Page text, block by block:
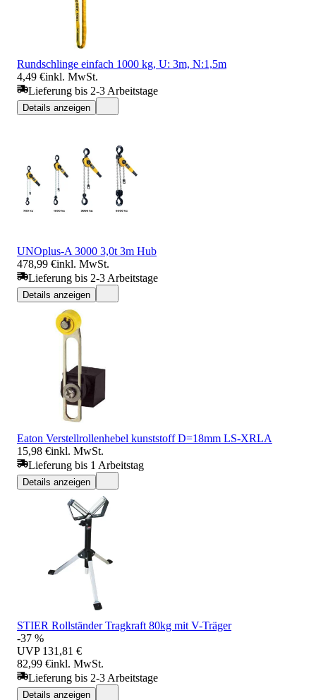
Rundschlinge einfach 1000 kg, U: 3m, N:1,5m
4,49 €inkl. MwSt.
Lieferung bis 2-3 Arbeitstage
Details anzeigen
UNOplus-A 3000 3,0t 3m Hub
478,99 €inkl. MwSt.
Lieferung bis 2-3 Arbeitstage
Details anzeigen
Eaton Verstellrollenhebel kunststoff D=18mm LS-XRLA
15,98 €inkl. MwSt.
Lieferung bis 1 Arbeitstag
Details anzeigen
STIER Rollständer Tragkraft 80kg mit V-Träger
-37 %
UVP 131,81 €
82,99 €inkl. MwSt.
Lieferung bis 2-3 Arbeitstage
Details anzeigen